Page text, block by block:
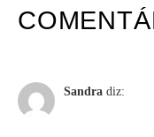
Sandra diz: